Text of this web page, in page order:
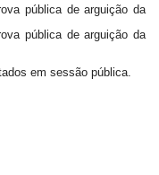
pública de arguição da
pública de arguição da
em sessão pública.